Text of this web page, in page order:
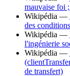
mauvaise foi
Wikipédia —
des
Wikipédia —
l'ingénierie
Wikipédia —
de transfert)